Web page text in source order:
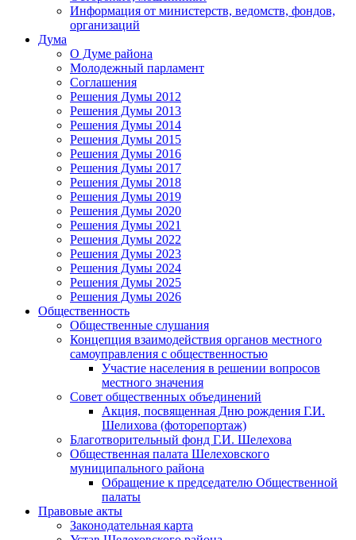
Информация от министерств, ведомств, фондов,
организаций
Дума
О Думе района
Молодежный парламент
Соглашения
Решения Думы 2012
Решения Думы 2013
Решения Думы 2014
Решения Думы 2015
Решения Думы 2016
Решения Думы 2017
Решения Думы 2018
Решения Думы 2019
Решения Думы 2020
Решения Думы 2021
Решения Думы 2022
Решения Думы 2023
Решения Думы 2024
Решения Думы 2025
Решения Думы 2026
Общественность
Общественные слушания
Концепция взаимодействия органов местного
самоуправления с общественностью
Участие населения в решении вопросов
местного значения
Совет общественных объединений
Акция, посвященная Дню рождения Г.И.
Шелихова (фоторепортаж)
Благотворительный фонд Г.И. Шелехова
Общественная палата Шелеховского
муниципального района
Обращение к председателю Общественной
палаты
Правовые акты
Законодательная карта